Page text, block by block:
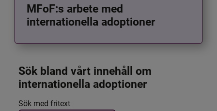
MFoF:s arbete med
internationella adoptioner
Sök bland vårt innehåll om
internationella adoptioner
Filtrera resultatet
Det här formuläret postas automatiskt
Sök med fritext